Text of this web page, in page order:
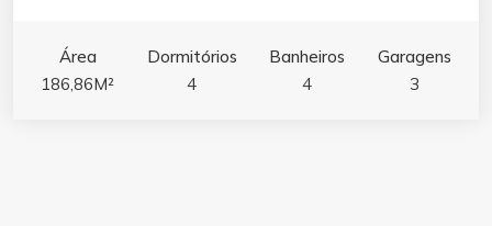
Área
186,86M²
Dormitórios
4
Banheiros
4
Garagens
3